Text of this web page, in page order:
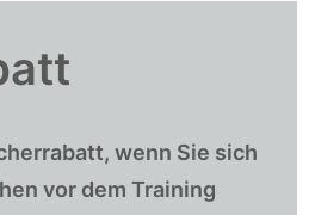
wenn Sie sich
vor dem Training